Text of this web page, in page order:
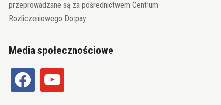
przeprowadzane są za pośrednictwem Centrum
Rozliczeniowego Dotpay
Media społecznościowe
facebook youtube